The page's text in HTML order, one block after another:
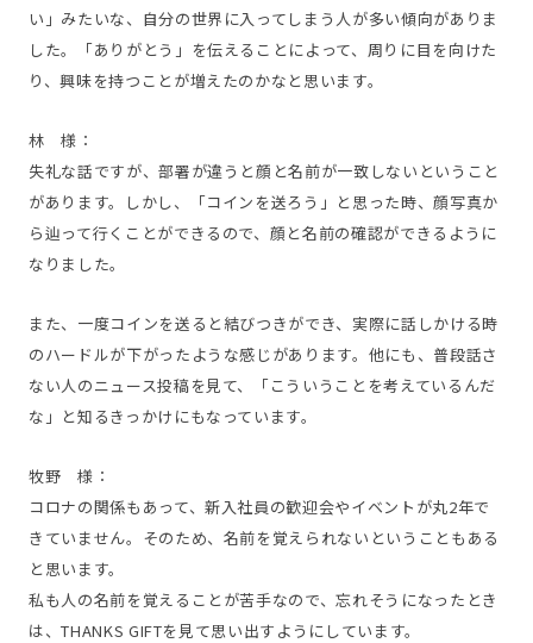
い」みたいな、自分の世界に入ってしまう人が多い傾向がありま
した。「ありがとう」を伝えることによって、周りに目を向けた
り、興味を持つことが増えたのかなと思います。
林 様：
失礼な話ですが、部署が違うと顔と名前が一致しないということ
があります。しかし、「コインを送ろう」と思った時、顔写真か
ら辿って行くことができるので、顔と名前の確認ができるように
なりました。
また、一度コインを送ると結びつきができ、実際に話しかける時
のハードルが下がったような感じがあります。他にも、普段話さ
ない人のニュース投稿を見て、「こういうことを考えているんだ
な」と知るきっかけにもなっています。
牧野 様：
コロナの関係もあって、新入社員の歓迎会やイベントが丸2年で
きていません。そのため、名前を覚えられないということもある
と思います。
私も人の名前を覚えることが苦手なので、忘れそうになったとき
は、THANKS GIFTを見て思い出すようにしています。